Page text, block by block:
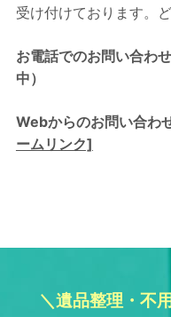
受け付けております。
お電話でのお問い合
中）
Webからのお問い合わ
ームリンク]
＼遺品整理・不